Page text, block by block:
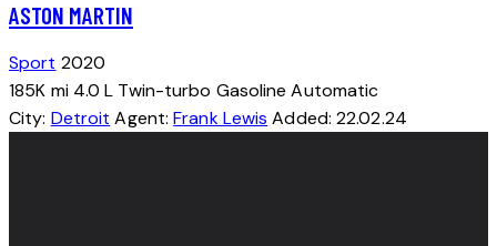
ASTON MARTIN
Sport 2020
185K mi 4.0 L Twin-turbo Gasoline Automatic
City: Detroit Agent: Frank Lewis Added: 22.02.24